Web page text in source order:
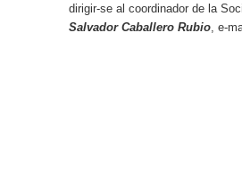
dirigir-se al coordinador de la
Salvador Caballero Rubio , e-